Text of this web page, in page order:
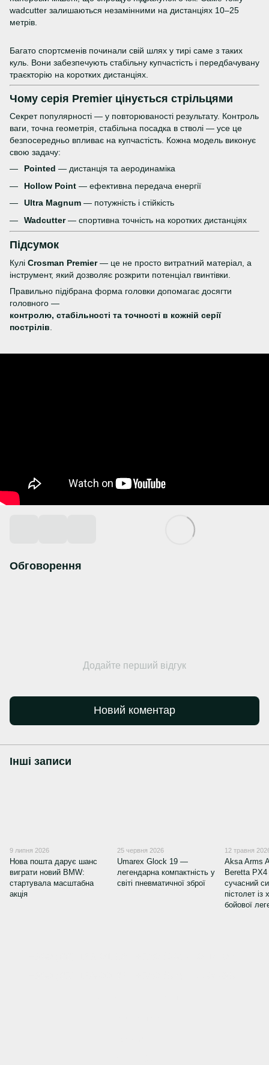
wadcutter залишаються незамінними на дистанціях 10–25
метрів.
Багато спортсменів починали свій шлях у тирі саме з таких
куль. Вони забезпечують стабільну купчастість і передбачувану
траєкторію на коротких дистанціях.
Чому серія Premier цінується стрільцями
Секрет популярності — у повторюваності результату. Контроль
ваги, точна геометрія, стабільна посадка в стволі — усе це
безпосередньо впливає на купчастість. Кожна модель виконує
свою задачу:
Pointed — дистанція та аеродинаміка
Hollow Point — ефективна передача енергії
Ultra Magnum — потужність і стійкість
Wadcutter— спортивна точність на коротких дистанціях
Підсумок
Кулі Crosman Premier— це не просто витратний матеріал, а
інструмент, який дозволяє розкрити потенціал гвинтівки.
Правильно підібрана форма головки допомагає досягти
головного —
контролю, стабільності та точності в кожній серії
пострілів
Обговорення
Додайте перший відгук
Новий коментар
Інші записи
9 липня 2026
Нова пошта дарує шанс
виграти новий BMW:
стартувала масштабна
акція
25 червня 2026
Umarex Glock 19 —
легендарна компактність у
світі пневматичної зброї
12 травня
Aksa Arms
Beretta
сучасний
пістолет із
бойової